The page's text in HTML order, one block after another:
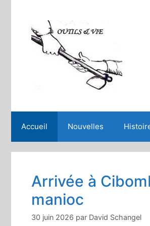
contenu
Accueil Nouvelles
Arrivée à
manioc
30 juin 2026 par David Schangel